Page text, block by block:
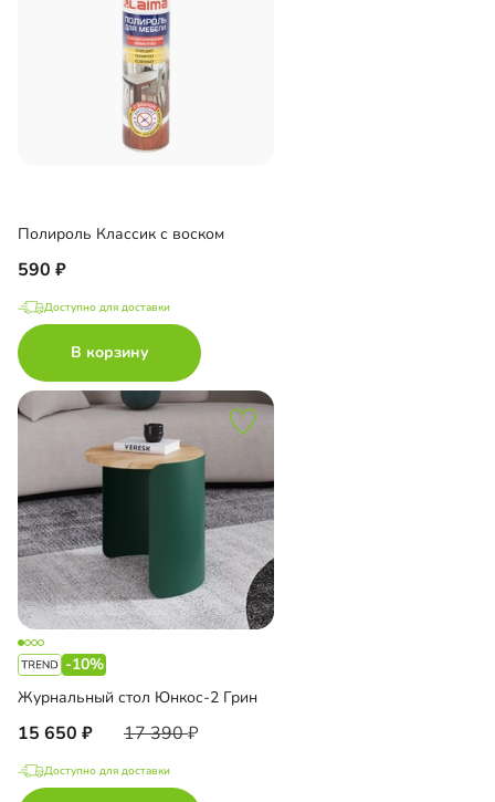
Полироль Классик с воском
590
Доступно для доставки
В корзину
-10%
Журнальный стол Юнкос-2 Грин
15 650 17 390
Доступно для доставки